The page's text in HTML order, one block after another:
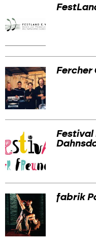
Fercher
Festival
fabrik